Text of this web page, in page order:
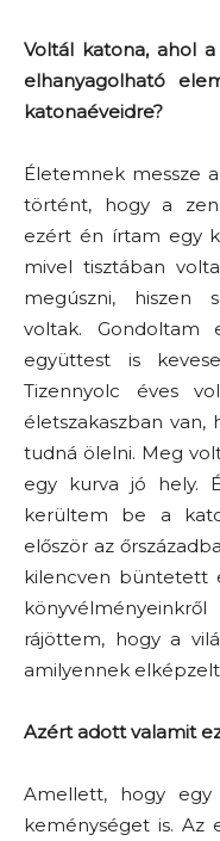
Voltál katona, ahol
elhanyagolható
katonaéveidre?
Életemnek messze
történt, hogy a
ezért én írtam egy
mivel tisztában
megúszni, hiszen
voltak.
együttest is
Tizennyolc éves
életszakaszban
tudná ölelni. Meg
egy kurva jó hely.
kerültem be a
először az
kilencven büntetett
rájöttem, hogy a
amilyennek
Azért adott valamit
Amellett, hogy
keménységet is. Az